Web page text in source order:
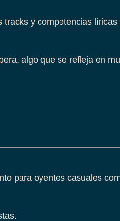
tracks y competencias
algo que se refleja en
para oyentes casuales